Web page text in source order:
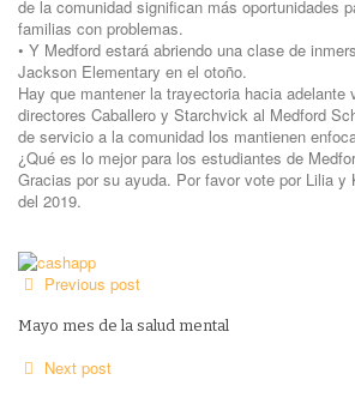
de la comunidad significan más oportunidades
familias con problemas.
• Y Medford estará abriendo una clase de
Jackson Elementary en el otoño.
Hay que mantener la trayectoria hacia adelante
directores Caballero y Starchvick al Medford
de servicio a la comunidad los mantienen
¿Qué es lo mejor para los estudiantes de
Gracias por su ayuda. Por favor vote por Lilia y
del 2019.
Previous post
Mayo mes de la salud mental
Next post